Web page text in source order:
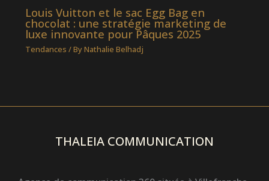
Louis Vuitton et le sac Egg Bag en
chocolat : une stratégie marketing de
luxe innovante pour Pâques 2025
Tendances / ByNathalie Belhadj
THALEIA COMMUNICATION